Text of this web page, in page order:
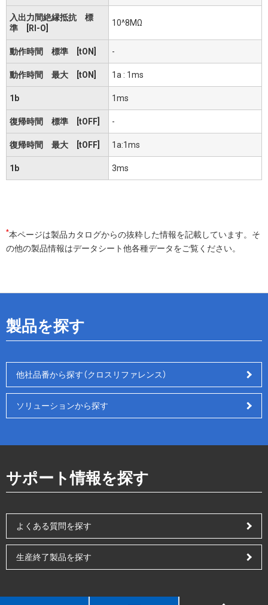
入出力間絶縁抵抗 標
準 [RI-O]
10^8MΩ
動作時間 標準 [tON] -
動作時間 最大 [tON] 1a : 1ms
1b 1ms
復帰時間 標準 [tOFF] -
復帰時間 最大 [tOFF] 1a:1ms
1b 3ms
*本ページは製品カタログからの抜粋した情報を記載しています。そ
の他の製品情報はデータシート他各種データをご覧ください。
製品を探す
他社品番から探す（クロスリファレンス）
ソリューションから探す
サポート情報を探す
よくある質問を探す
生産終了製品を探す